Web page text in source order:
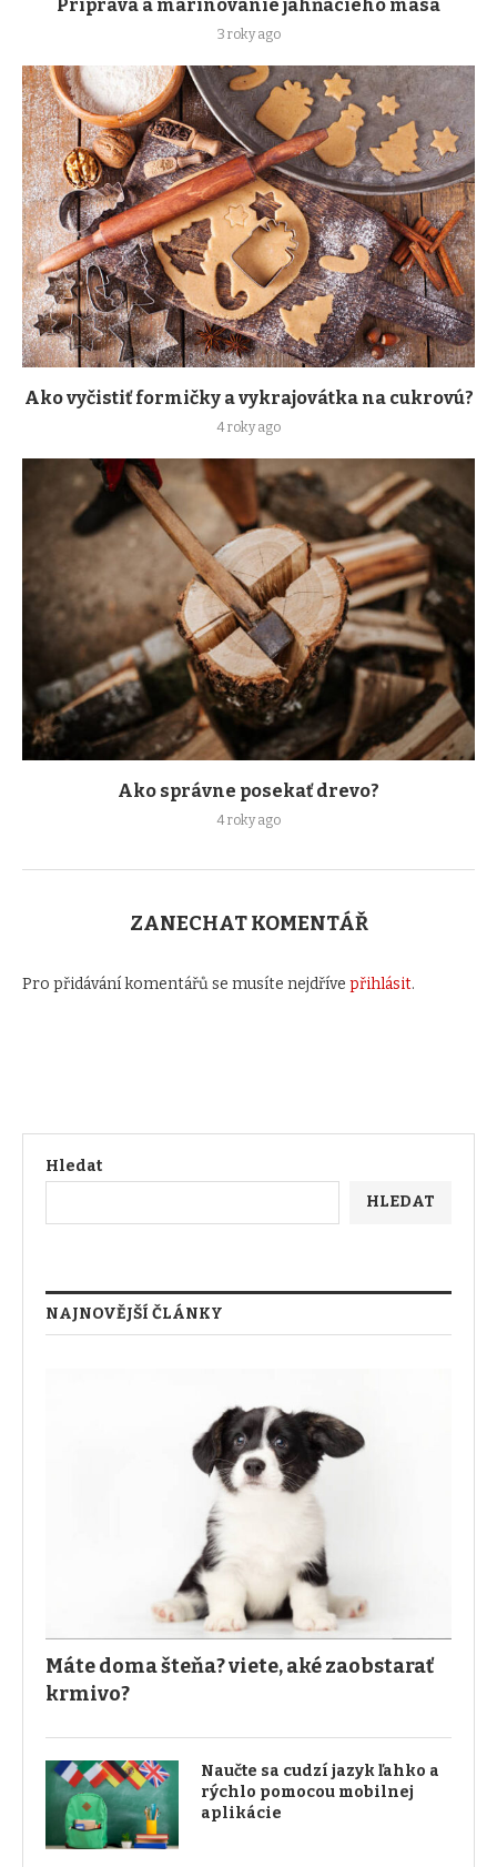
Príprava a marinovanie jahňacieho mäsa
3 roky ago
Ako vyčistiť formičky a vykrajovátka na cukrovú?
4 roky ago
Ako správne posekať drevo?
4 roky ago
ZANECHAT KOMENTÁŘ
Pro přidávání komentářů se musíte nejdříve přihlásit.
Hledat
HLEDAT
NAJNOVĚJŠÍ ČLÁNKY
Máte doma šteňa? viete, aké zaobstarať
krmivo?
Naučte sa cudzí jazyk ľahko a
rýchlo pomocou mobilnej
aplikácie